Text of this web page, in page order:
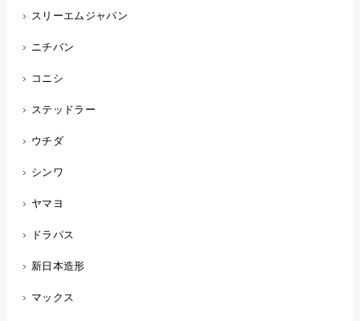
スリーエムジャパン
ニチバン
コニシ
ステッドラー
ウチダ
シンワ
ヤマヨ
ドラパス
新日本造形
マックス